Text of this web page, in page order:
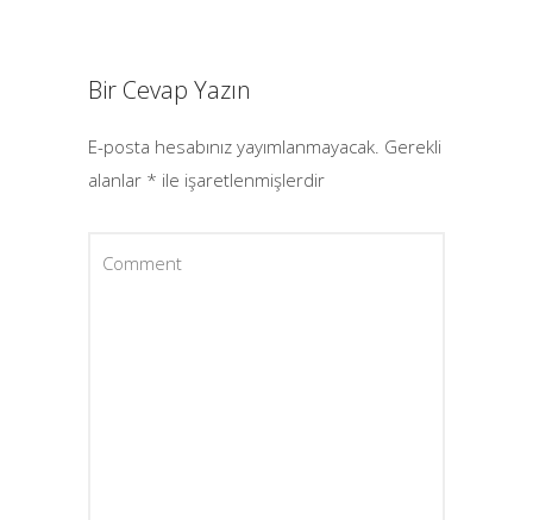
Bir Cevap Yazın
E-posta hesabınız yayımlanmayacak. Gerekli
alanlar * ile işaretlenmişlerdir